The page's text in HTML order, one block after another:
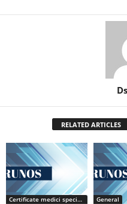
RELATED ARTICLES
Certificate medici specialiști / primari General